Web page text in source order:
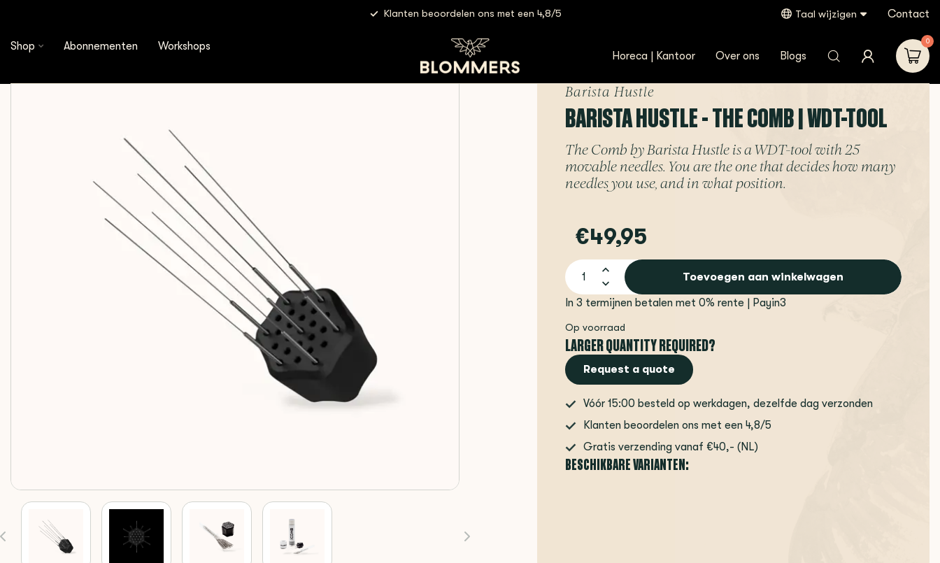
Klanten beoordelen ons met een 4,8/5 Taal wijzigen Contact
Shop Abonnementen Workshops
Horeca | Kantoor Over ons Blogs
0
Barista Hustle - The Comb | WDT-Tool
Barista Hustle
BARISTA HUSTLE - THE COMB | WDT-TOOL
The Comb by Barista Hustle is a WDT-tool with 25
movable needles. You are the one that decides how many
needles you use, and in what position.
€49,95
Toevoegen aan winkelwagen
In 3 termijnen betalen met 0% rente | Payin3
Op voorraad
LARGER QUANTITY REQUIRED?
Request a quote
Vóór 15:00 besteld op werkdagen, dezelfde dag verzonden
Klanten beoordelen ons met een 4,8/5
Gratis verzending vanaf €40,- (NL)
BESCHIKBARE VARIANTEN: